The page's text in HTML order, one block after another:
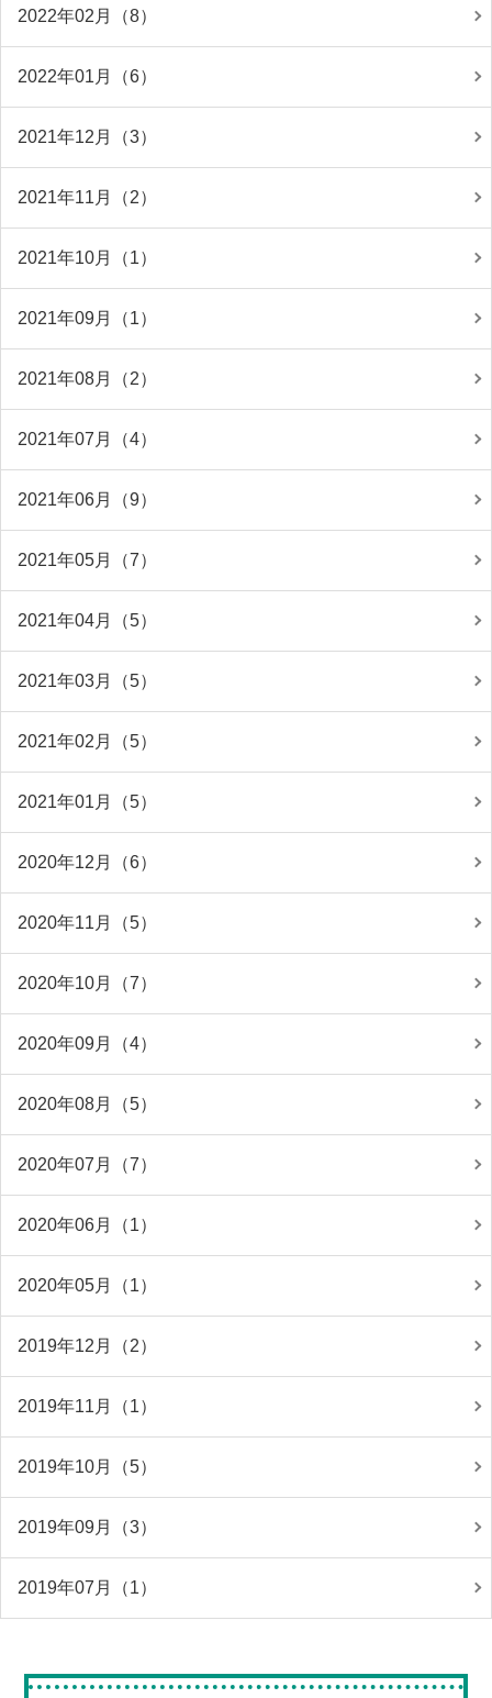
2022年02月（8）
2022年01月（6）
2021年12月（3）
2021年11月（2）
2021年10月（1）
2021年09月（1）
2021年08月（2）
2021年07月（4）
2021年06月（9）
2021年05月（7）
2021年04月（5）
2021年03月（5）
2021年02月（5）
2021年01月（5）
2020年12月（6）
2020年11月（5）
2020年10月（7）
2020年09月（4）
2020年08月（5）
2020年07月（7）
2020年06月（1）
2020年05月（1）
2019年12月（2）
2019年11月（1）
2019年10月（5）
2019年09月（3）
2019年07月（1）